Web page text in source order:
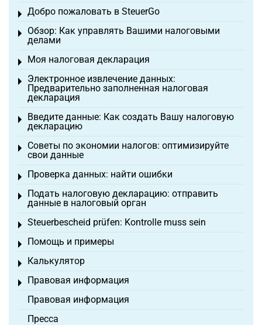
Добро пожаловать в SteuerGo
Toggle menu
Обзор: Как управлять Вашими налоговыми
делами
Toggle menu
Моя налоговая декларация
Toggle menu
Электронное извлечение данных:
Предварительно заполненная налоговая
декларация
Toggle menu
Введите данные: Как создать Вашу налоговую
декларацию
Toggle menu
Советы по экономии налогов: оптимизируйте
свои данные
Toggle menu
Проверка данных: найти ошибки
Toggle menu
Подать налоговую декларацию: отправить
данные в налоговый орган
Toggle menu
Steuerbescheid prüfen: Kontrolle muss sein
Toggle menu
Помощь и примеры
Toggle menu
Калькулятор
Toggle menu
Правовая информация
Toggle menu
Правовая информация
Пресса